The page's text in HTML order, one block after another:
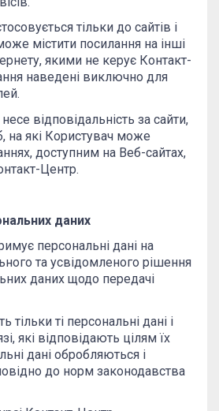
тільки до сайтів і
містити посилання на інші
якими не керує Контакт-
наведені виключно для
відповідальність за сайти,
на які Користувач може
доступним на Веб-сайтах,
Центр.
даних
персональні дані на
та усвідомленого рішення
даних щодо передачі
тільки ті персональні дані і
які відповідають цілям їх
дані обробляються і
до норм законодавства